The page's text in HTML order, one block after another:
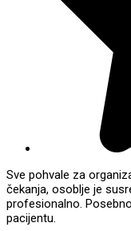
Sve pohvale za
čekanja, osoblje je
profesionalno.
pacijentu.